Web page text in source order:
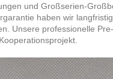
und Großserien-
haben wir
Unsere professionelle